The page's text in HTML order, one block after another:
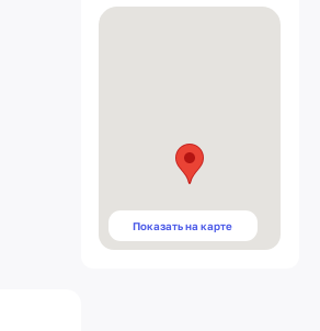
Показать на карте